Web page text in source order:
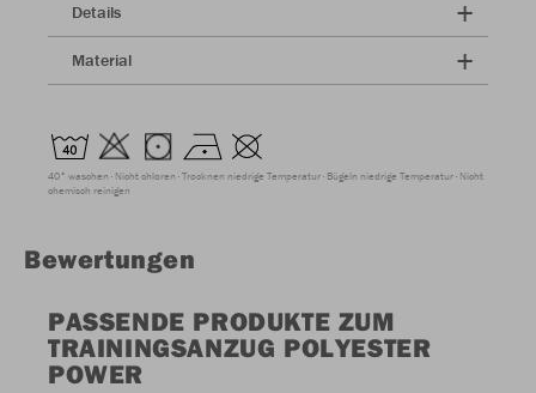
Details
Material
40° waschen Nicht chloren Trocknen niedrige Temperatur Bügeln niedrige Temperatur Nicht
chemisch reinigen
Bewertungen
PASSENDE PRODUKTE ZUM
TRAININGSANZUG POLYESTER
POWER